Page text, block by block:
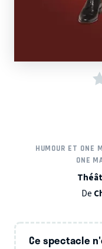
HUMOUR ET ONE
ONE
De
Ce spectacle